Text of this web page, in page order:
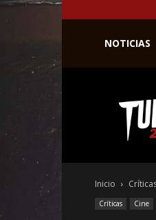
NOTICIAS
web
del
el
género
Inicio
Críticas Cine